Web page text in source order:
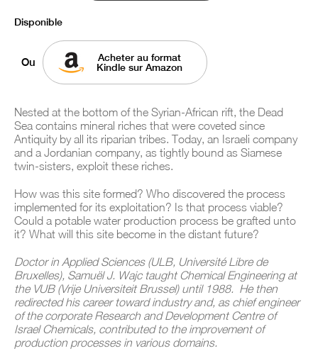
Disponible
Ou
Acheter au format
Kindle sur Amazon
Nested at the bottom of the Syrian-African rift, the Dead
Sea contains mineral riches that were coveted since
Antiquity by all its riparian tribes. Today, an Israeli company
and a Jordanian company, as tightly bound as Siamese
twin-sisters, exploit these riches.
How was this site formed? Who discovered the process
implemented for its exploitation? Is that process viable?
Could a potable water production process be grafted unto
it? What will this site become in the distant future?
Doctor in Applied Sciences (ULB, Université Libre de
Bruxelles), Samuël J. Wajc taught Chemical Engineering at
the VUB (Vrije Universiteit Brussel) until 1988. He then
redirected his career toward industry and, as chief engineer
of the corporate Research and Development Centre of
Israel Chemicals, contributed to the improvement of
production processes in various domains.